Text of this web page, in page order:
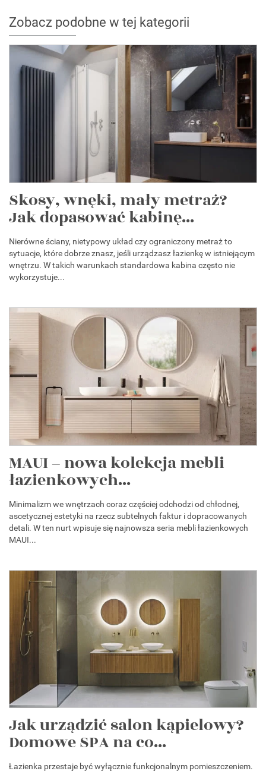
Zobacz podobne w tej kategorii
Skosy, wnęki, mały metraż?
Jak dopasować kabinę...
Nierówne ściany, nietypowy układ czy ograniczony metraż to
sytuacje, które dobrze znasz, jeśli urządzasz łazienkę w istniejącym
wnętrzu. W takich warunkach standardowa kabina często nie
wykorzystuje...
MAUI – nowa kolekcja mebli
łazienkowych...
Minimalizm we wnętrzach coraz częściej odchodzi od chłodnej,
ascetycznej estetyki na rzecz subtelnych faktur i dopracowanych
detali. W ten nurt wpisuje się najnowsza seria mebli łazienkowych
MAUI...
Jak urządzić salon kąpielowy?
Domowe SPA na co...
Łazienka przestaje być wyłącznie funkcjonalnym pomieszczeniem.